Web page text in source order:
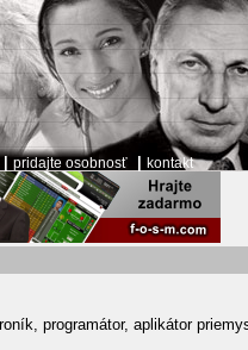
pridajte osobnosť kontakt
programátor, aplikátor